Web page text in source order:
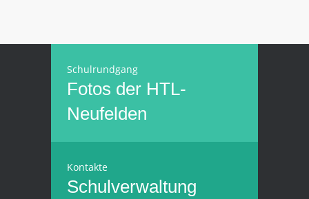
Schulrundgang
Fotos der HTL-
Neufelden
Kontakte
Schulverwaltung